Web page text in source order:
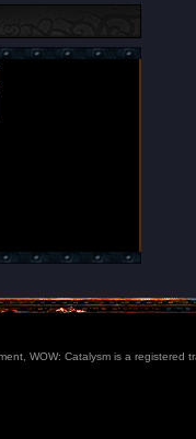
WOW: Catalysm is a registered